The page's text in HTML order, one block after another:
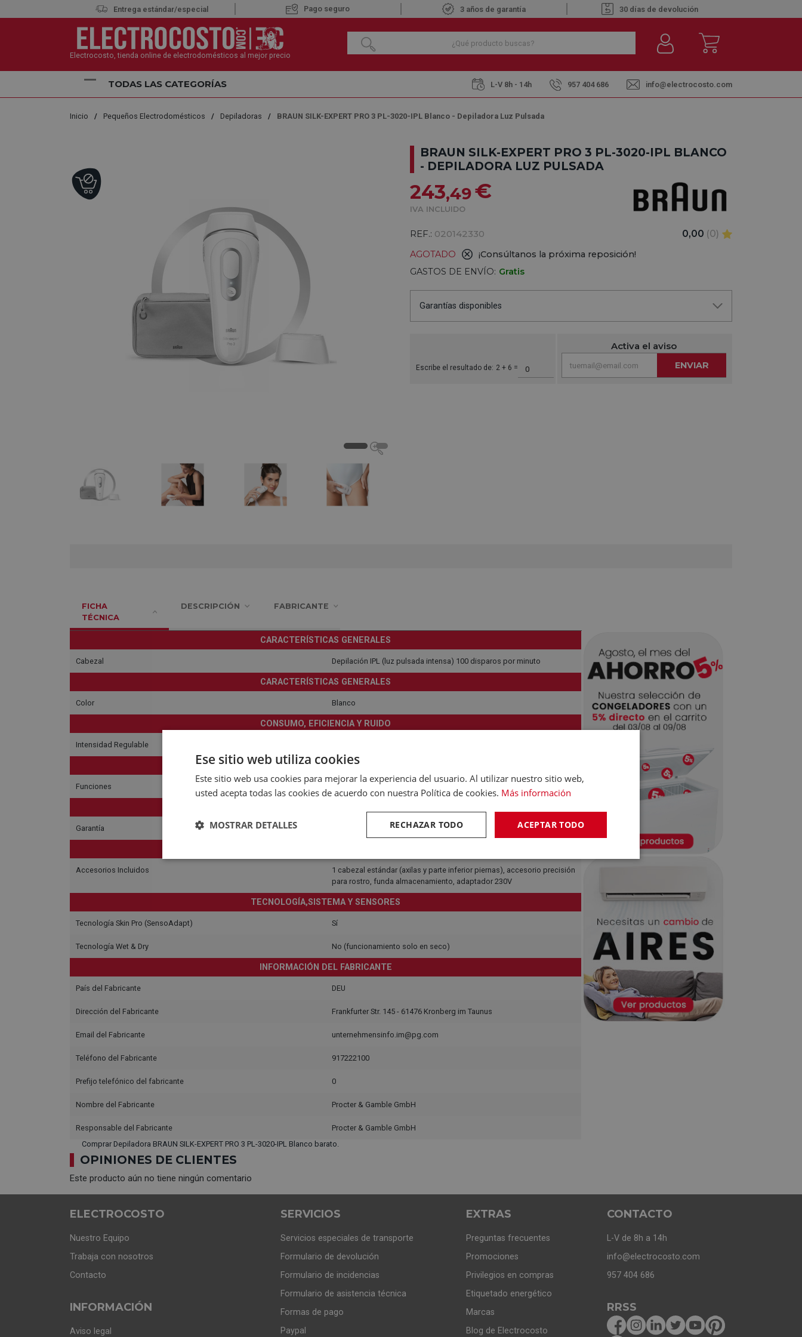
Entrega estándar/especial Pago seguro 3 años de garantía 30 días de devolución
Electrocosto, tienda online de electrodomésticos al mejor precio
TODAS LAS CATEGORÍAS L-V 8h - 14h 957 404 686 info@electrocosto.com
Inicio Pequeños Electrodomésticos Depiladoras BRAUN SILK-EXPERT PRO 3 PL-3020-IPL Blanco - Depiladora Luz Pulsada
BRAUN SILK-EXPERT PRO 3 PL-3020-IPL BLANCO
- DEPILADORA LUZ PULSADA
243,49€
IVA INCLUIDO
REF.: 020142330 0,00 (0)
AGOTADO
¡Consúltanos la próxima reposición!
GASTOS DE ENVÍO: Gratis
Garantías disponibles
Escribe el resultado de: 2 + 6 =
Activa el aviso
ENVIAR
FICHA
TÉCNICA
DESCRIPCIÓN FABRICANTE
CARACTERÍSTICAS GENERALES
Cabezal Depilación IPL (luz pulsada intensa) 100 disparos por minuto
CARACTERÍSTICAS GENERALES
Color Blanco
CONSUMO, EFICIENCIA Y RUIDO
Intensidad Regulable
FUNCIONES
Funciones Multizona, modo suavidad (rostro, axilar, zona bikini)
Garantía
Accesorios Incluidos
1 cabezal estándar (axilas y parte inferior piernas), accesorio precisión
para rostro, funda almacenamiento, adaptador 230V
TECNOLOGÍA,SISTEMA Y SENSORES
Tecnología Skin Pro (SensoAdapt) Sí
Tecnología Wet & Dry No (funcionamiento solo en seco)
INFORMACIÓN DEL FABRICANTE
País del Fabricante DEU
Dirección del Fabricante Frankfurter Str. 145 - 61476 Kronberg im Taunus
Email del Fabricante unternehmensinfo.im@pg.com
Teléfono del Fabricante 917222100
Prefijo telefónico del fabricante 0
Nombre del Fabricante Procter & Gamble GmbH
Responsable del Fabricante
Procter & Gamble GmbH
Comprar Depiladora BRAUN SILK-EXPERT PRO 3 PL-3020-IPL Blanco barato.
OPINIONES DE CLIENTES
Este producto aún no tiene ningún comentario
ELECTROCOSTO
Nuestro Equipo
Trabaja con nosotros
Contacto
INFORMACIÓN
Aviso legal
SERVICIOS
Servicios especiales de transporte
Formulario de devolución
Formulario de incidencias
Formulario de asistencia técnica
Formas de pago
Paypal
EXTRAS
Preguntas frecuentes
Promociones
Privilegios en compras
Etiquetado energético
Marcas
Blog de Electrocosto
CONTACTO
L-V de 8h a 14h
info@electrocosto.com
957 404 686
RRSS
Ese sitio web utiliza cookies
Este sitio web usa cookies para mejorar la experiencia del usuario. Al utilizar nuestro sitio web,
usted acepta todas las cookies de acuerdo con nuestra Política de cookies. Más información
ACEPTAR TODO
RECHAZAR TODO
MOSTRAR DETALLES